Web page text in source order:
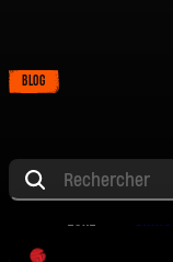
BLOG
Adresse e-mail